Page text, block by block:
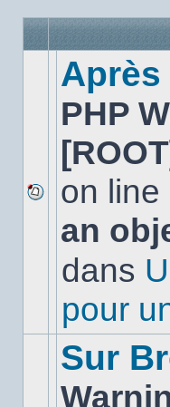
Aucun
nouveau
message
sujet.
Après
PHP
on line
an
dans
pour
Sur